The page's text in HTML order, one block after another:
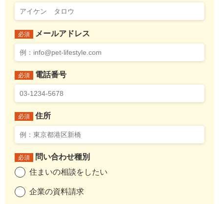
必須 メールアドレス
必須 電話番号
必須 住所
必須
問い合わせ種別
住まいの相談をしたい
企業の資料請求